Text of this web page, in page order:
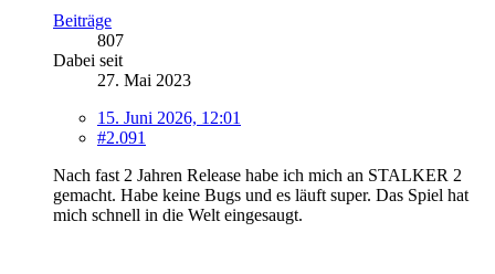
Beiträge
807
Dabei seit
27. Mai 2023
15. Juni 2026, 12:01
#2.091
Nach fast 2 Jahren Release habe ich mich an STALKER 2
gemacht. Habe keine Bugs und es läuft super. Das Spiel hat
mich schnell in die Welt eingesaugt.